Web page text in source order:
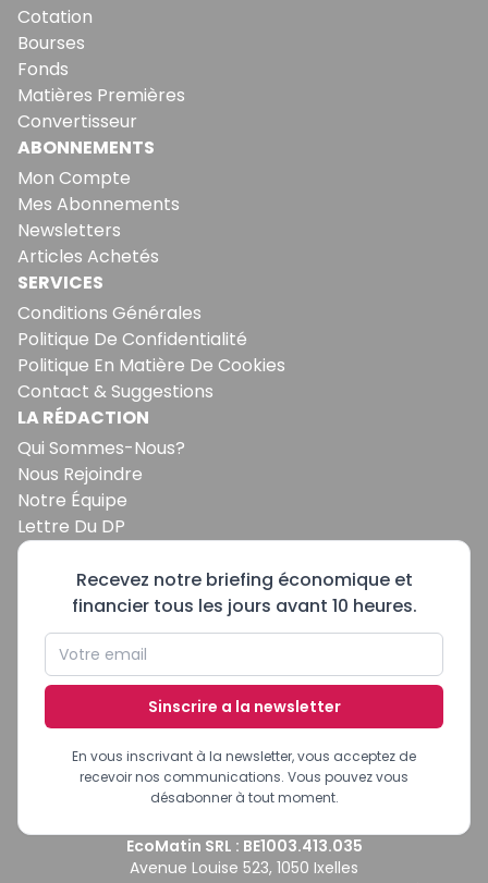
Cotation
Bourses
Fonds
Matières Premières
Convertisseur
ABONNEMENTS
Mon Compte
Mes Abonnements
Newsletters
Articles Achetés
SERVICES
Conditions Générales
Politique De Confidentialité
Politique En Matière De Cookies
Contact & Suggestions
LA RÉDACTION
Qui Sommes-Nous?
Nous Rejoindre
Notre Équipe
Lettre Du DP
Recevez notre briefing économique et
financier tous les jours avant 10 heures.
Sinscrire a la newsletter
En vous inscrivant à la newsletter, vous acceptez de
recevoir nos communications. Vous pouvez vous
désabonner à tout moment.
EcoMatin SRL : BE1003.413.035
Avenue Louise 523, 1050 Ixelles